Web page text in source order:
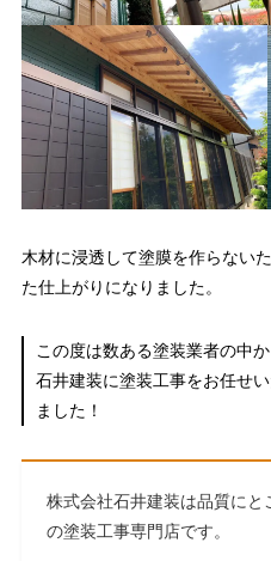
木材に浸透して塗膜を作らない
た仕上がりになりました。
この度は数ある塗装業者の中
石井建装に塗装工事をお任せ
ました！
株式会社石井建装は品質に
の塗装工事専門店です。